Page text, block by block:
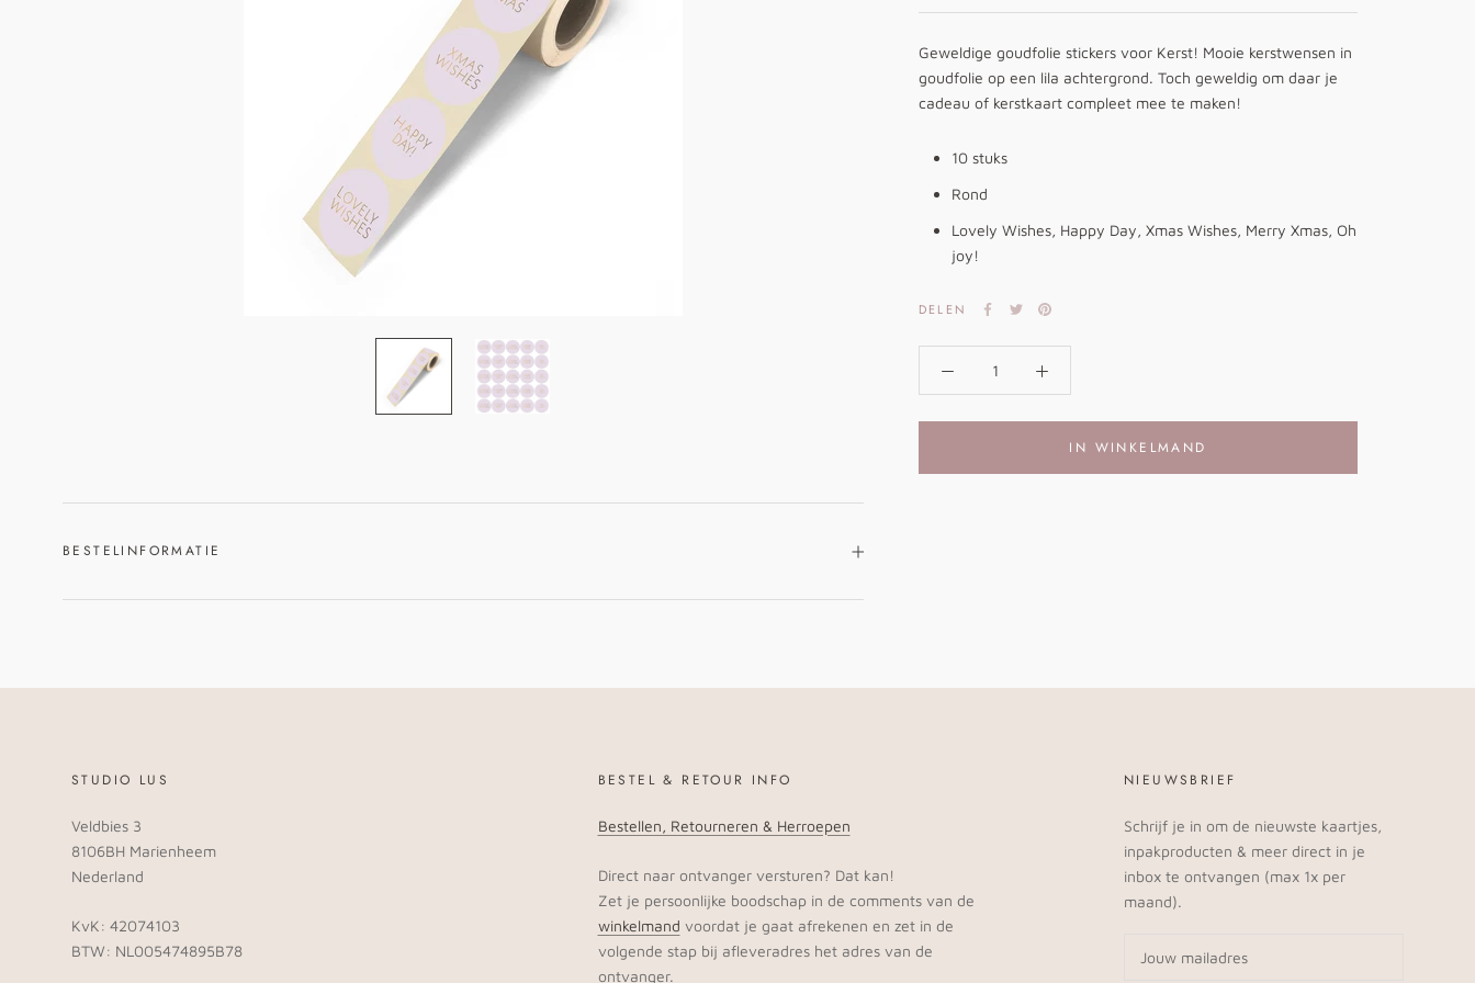
Geweldige goudfolie stickers voor Kerst! Mooie kerstwensen in
goudfolie op een lila achtergrond. Toch geweldig om daar je
cadeau of kerstkaart compleet mee te maken!
10 stuks
Rond
Lovely Wishes, Happy Day, Xmas Wishes, Merry Xmas, Oh
joy!
DELEN
IN WINKELMAND
BESTELINFORMATIE
STUDIO LUS
Veldbies 3
8106BH Marienheem
Nederland
KvK: 42074103
BTW: NL005474895B78
BESTEL & RETOUR INFO
Bestellen, Retourneren & Herroepen
Direct naar ontvanger versturen? Dat kan!
Zet je persoonlijke boodschap in de comments van de
winkelmand voordat je gaat afrekenen en zet in de
volgende stap bij afleveradres het adres van de
ontvanger.
NIEUWSBRIEF
Schrijf je in om de nieuwste kaartjes,
inpakproducten & meer direct in je
inbox te ontvangen (max 1x per
maand).